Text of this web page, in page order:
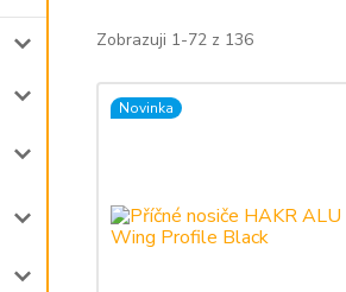
Zobrazuji 1-72 z 136
Novinka